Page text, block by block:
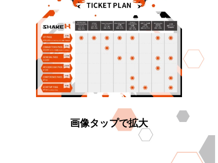
画像タップで拡大